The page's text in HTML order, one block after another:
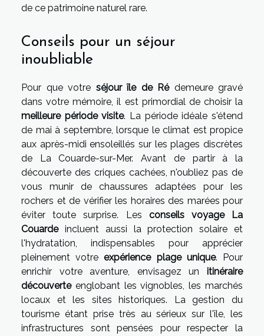
de ce patrimoine naturel rare.
Conseils pour un séjour
inoubliable
Pour que votre séjour île de Rédemeure gravé
dans votre mémoire, il est primordial de choisir la
meilleure période visite. La période idéale s'étend
de mai à septembre, lorsque le climat est propice
aux après-midi ensoleillés sur les plages discrètes
de La Couarde-sur-Mer. Avant de partir à la
découverte des criques cachées, n'oubliez pas de
vous munir de chaussures adaptées pour les
rochers et de vérifier les horaires des marées pour
éviter toute surprise. Les conseils voyage La
Couardeincluent aussi la protection solaire et
l'hydratation, indispensables pour apprécier
pleinement votreexpérience plage unique. Pour
enrichir votre aventure, envisagez un itinéraire
découverteenglobant les vignobles, les marchés
locaux et les sites historiques. La gestion du
tourisme étant prise très au sérieux sur l'île, les
infrastructures sont pensées pour respecter la